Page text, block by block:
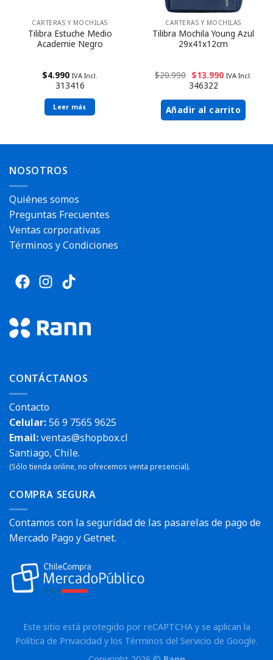
Envío rápido
CARTERAS Y MOCHILAS
Tilibra Estuche Medio
Academie Negro
$4.990 IVA Incl.
313416
Leer más
CARTERAS Y MOCHILAS
Tilibra Mochila Young Azul
29x41x12cm
$20.990 $13.990 IVA Incl.
346322
Añadir al carrito
NOSOTROS
Quiénes somos
Preguntas Frecuentes
Ventas corporativas
Términos y Condiciones
CONTÁCTANOS
Contacto
Celular:56 9 7565 9625
Email:ventas@shopbox.cl
Santiago, Chile.
(Sólo tienda online, no ofrecemos venta presencial).
COMPRA SEGURA
Contamos con la seguridad de las pasarelas de pago de
Mercado Pago y Getnet.
Este sitio está protegido por reCAPTCHA y se aplican la
Política de Privacidad y los Términos del Servicio de Google.